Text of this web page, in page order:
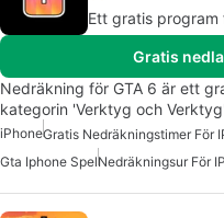
Ett gratis program
Gratis
Nedräkning för GTA 6 är ett
kategorin 'Verktyg och
iPhoneGratis Nedräkningstimer För
Gta Iphone SpelNedräkningsur För